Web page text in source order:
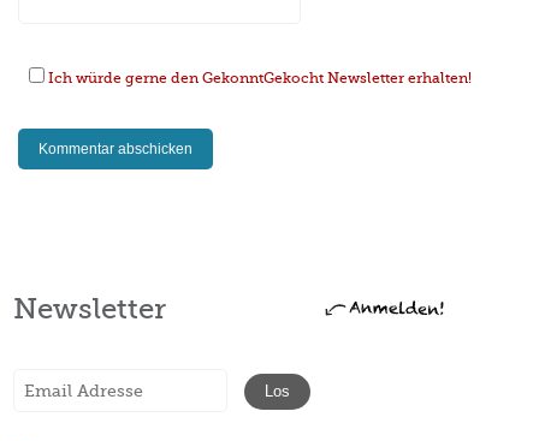
Ich würde gerne den GekonntGekocht Newsletter erhalten!
Newsletter